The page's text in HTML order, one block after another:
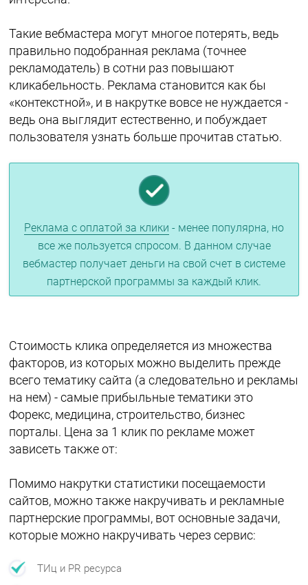
Такие вебмастера могут многое потерять, ведь
правильно подобранная реклама (точнее
рекламодатель) в сотни раз повышают
кликабельность. Реклама становится как бы
«контекстной», и в накрутке вовсе не нуждается -
ведь она выглядит естественно, и побуждает
пользователя узнать больше прочитав статью.
Реклама с оплатой за клики - менее популярна, но
все же пользуется спросом. В данном случае
вебмастер получает деньги на свой счет в системе
партнерской программы за каждый клик.
Стоимость клика определяется из множества
факторов, из которых можно выделить прежде
всего тематику сайта (а следовательно и рекламы
на нем) - самые прибыльные тематики это
Форекс, медицина, строительство, бизнес
порталы. Цена за 1 клик по рекламе может
зависеть также от:
Помимо накрутки статистики посещаемости
сайтов, можно также накручивать и рекламные
партнерские программы, вот основные задачи,
которые можно накручивать через сервис:
ТИц и PR ресурса